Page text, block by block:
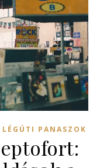
LÉGÚTI PANASZOK